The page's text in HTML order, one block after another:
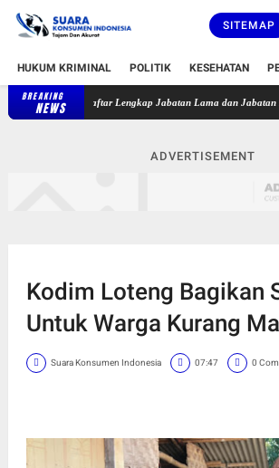
SITEMAP
HUKUM KRIMINAL POLITIK KESEHATAN
BREAKING
NEWS
Berikut Daftar Lengkap Jabatan Lama dan Jabatan Baru
ADVERTISEMENT
Kodim Loteng Bagikan
Untuk Warga Kurang
Suara Konsumen Indonesia 07:47 0